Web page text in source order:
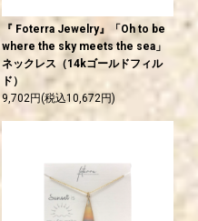
『 Foterra Jewelry』「Oh to be
where the sky meets the sea」
ネックレス（14kゴールドフィル
ド）
9,702円(税込10,672円)